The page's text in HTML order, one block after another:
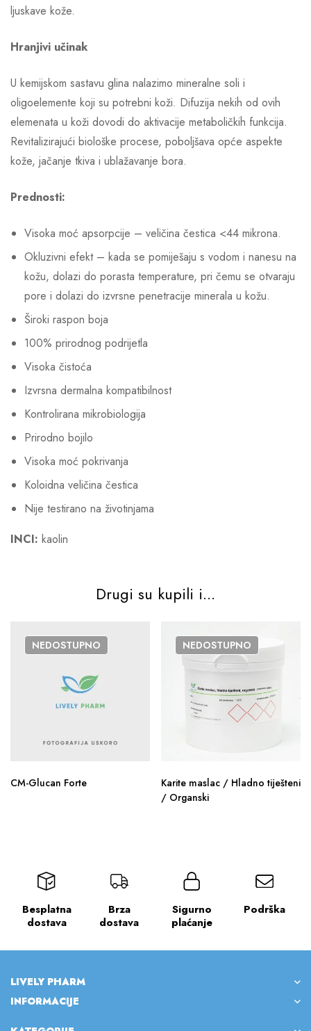
ljuskave kože.
Hranjivi učinak
U kemijskom sastavu glina nalazimo mineralne soli i
oligoelemente koji su potrebni koži. Difuzija nekih od ovih
elemenata u koži dovodi do aktivacije metaboličkih funkcija.
Revitalizirajući biološke procese, poboljšava opće aspekte
kože, jačanje tkiva i ublažavanje bora.
Prednosti:
Visoka moć apsorpcije – veličina čestica <44 mikrona.
Okluzivni efekt – kada se pomiješaju s vodom i nanesu na
kožu, dolazi do porasta temperature, pri čemu se otvaraju
pore i dolazi do izvrsne penetracije minerala u kožu.
Široki raspon boja
100% prirodnog podrijetla
Visoka čistoća
Izvrsna dermalna kompatibilnost
Kontrolirana mikrobiologija
Prirodno bojilo
Visoka moć pokrivanja
Koloidna veličina čestica
Nije testirano na životinjama
INCI: kaolin
Drugi su kupili i...
NEDOSTUPNO
CM-Glucan Forte
NEDOSTUPNO
Karite maslac / Hladno tiješteni
/ Organski
Besplatna
dostava
Brza
dostava
Sigurno
plaćanje
Podrška
LIVELY PHARM
INFORMACIJE